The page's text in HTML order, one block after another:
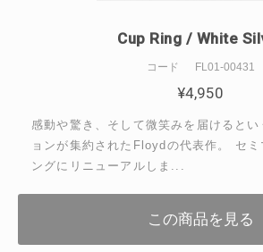
Cup Ring / White
コード FL01-00431
¥4,950
感動や驚き、そして微笑みを届けると
ョンが集約されたFloydの代表作。 セミ
ングにリニューアルしま...
この商品を見る